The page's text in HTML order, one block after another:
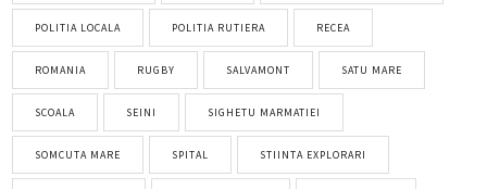
POLITIA LOCALA POLITIA RUTIERA RECEA
ROMANIA RUGBY SALVAMONT SATU MARE
SCOALA SEINI SIGHETU MARMATIEI
SOMCUTA MARE SPITAL STIINTA EXPLORARI